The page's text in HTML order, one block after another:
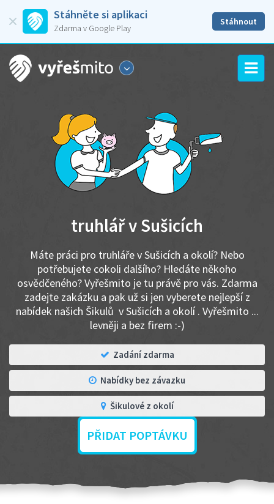
Stáhněte si aplikaci
Zdarma v Google Play
Stáhnout
truhlář v Sušicích
Máte práci pro truhláře v Sušicích a okolí? Nebo
potřebujete cokoli dalšího? Hledáte někoho
osvědčeného? Vyřešmito je tu právě pro vás. Zdarma
zadejte zakázku a pak už si jen vyberete nejlepší z
nabídek našich Šikulů v Sušicích a okolí . Vyřešmito ...
levněji a bez firem :-)
Zadání zdarma
Nabídky bez závazku
Šikulové z okolí
PŘIDAT POPTÁVKU